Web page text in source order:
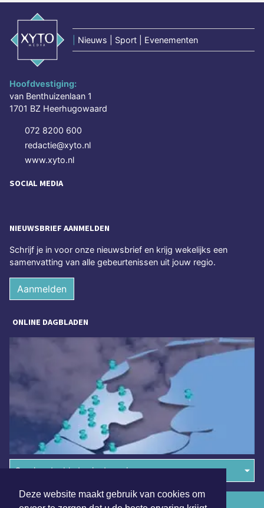
Deze website maakt gebruik van cookies om
Nieuws | Sport | Evenementen
Hoofdvestiging:
van Benthuizenlaan 1
1701 BZ Heerhugowaard
072 8200 600
redactie@xyto.nl
www.xyto.nl
SOCIAL MEDIA
NIEUWSBRIEF AANMELDEN
Schrijf je in voor onze nieuwsbrief en krijg wekelijks een
samenvatting van alle gebeurtenissen uit jouw regio.
Aanmelden
ONLINE DAGBLADEN
Overige dagbladen in de regio